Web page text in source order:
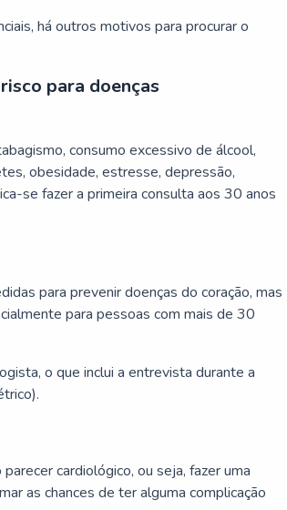
há outros motivos para procurar o
para doenças
consumo excessivo de álcool,
obesidade, estresse, depressão,
se fazer a primeira consulta aos 30 anos
para prevenir doenças do coração, mas
para pessoas com mais de 30
o que inclui a entrevista durante a
cardiológico, ou seja, fazer uma
as chances de ter alguma complicação